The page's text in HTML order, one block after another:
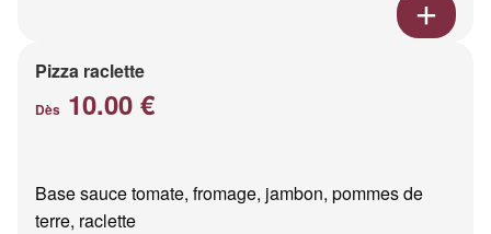
Pizza raclette
Dès 10.00 €
Base sauce tomate, fromage, jambon, pommes de
terre, raclette